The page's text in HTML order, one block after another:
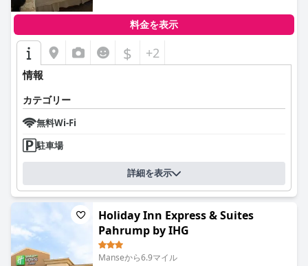
ホテルの清潔さは際立っており、多くのゲストが手入れの行き届
いた魅力的な環境であると述べています。カーペットやプールな
ど、いくつかのエリアは細部への注意を払うことで改善される可
能性がありますが、全体として、ホテルは高い水準の衛生状態を
満たしています。
ベストウエスタン パランプ オアシスのスタッフサービスは一貫
して高く評価されており、フレンドリーで親切、そして協力的で
あると評価されています。このポジティブなサービス文化は、ゲ
無料のWi-Fiサービスは概ね信頼性が高く、ゲストに高く評価され
ていますが、接続の問題を指摘する人もいます。
家族連れの旅行者は、ホテルが特に快適であると感じており、
広々とした客室、楽しいプールエリア、朝食のワッフルメーカー
は子供たちに人気があります。客室のレイアウトと駐車場には若
干の改善が必要ですが、ホテルは家族連れに強くお勧めできま
す。
料金を表示
$ +2
情報
カテゴリー
無料Wi-Fi
駐車場
詳細を表示
Holiday Inn Express & Suites
Pahrump by IHG
Manseから6.9マイル